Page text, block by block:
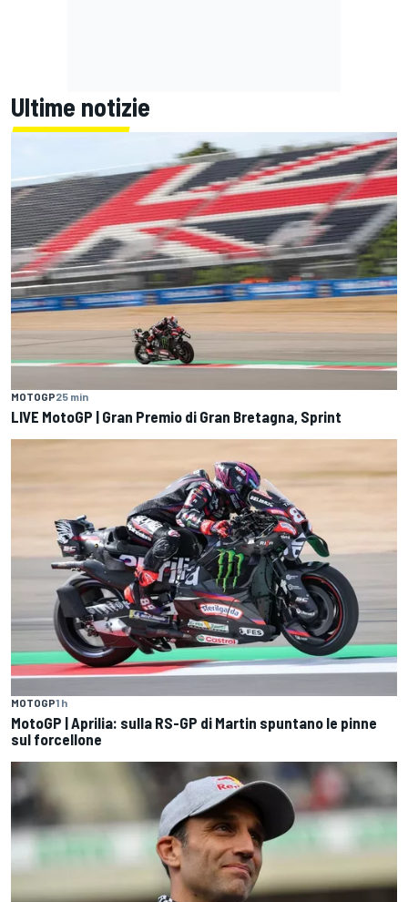
Ultime notizie
MOTOGP25 min
LIVE MotoGP | Gran Premio di Gran Bretagna, Sprint
MOTOGP1 h
MotoGP | Aprilia: sulla RS-GP di Martin spuntano le pinne
sul forcellone